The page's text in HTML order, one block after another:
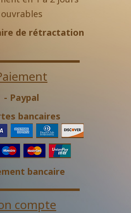
ouvrables
de rétractation
- Paypal
bancaires
bancaire
compte